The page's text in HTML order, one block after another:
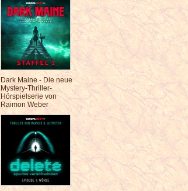
Dark Maine - Die neue
Mystery-Thriller-
Hörspielserie von
Raimon Weber